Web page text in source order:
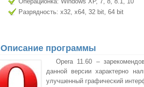
Разрядность: x32, x64, 32 bit, 64 bit
Описание программы
Opera 11.60 –
данной версии характерно
улучшенный графический